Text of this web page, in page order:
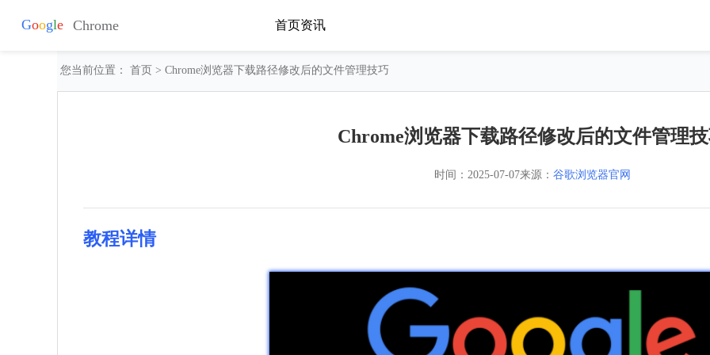
首页资讯
您当前位置： 首页 > Chrome浏览器下载路径修改后的文件管理技巧
Chrome浏览器下载路径修改后的文件管理
时间： 2025-07-07来源： 谷歌浏览器官网
教程详情